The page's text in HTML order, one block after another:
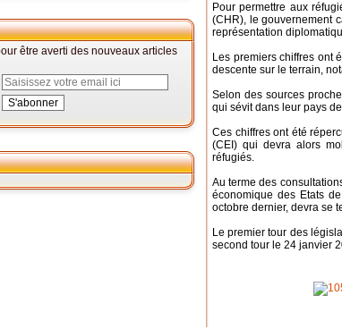
être averti des nouveaux articles
Pour permettre aux
(CHR), le gouvernement
représentation
Les premiers chiffres ont
descente sur le terrain,
Selon des sources
qui sévit dans leur pays
Ces chiffres ont été
(CEI) qui devra alors
réfugiés.
Au terme des
économique des Etats
octobre dernier, devra se
Le premier tour des
second tour le 24 janvier